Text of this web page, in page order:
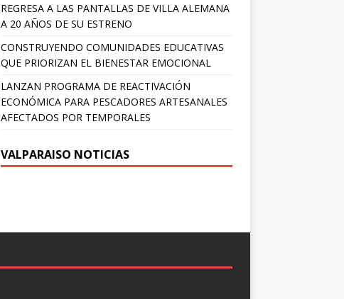
REGRESA A LAS PANTALLAS DE VILLA ALEMANA
A 20 AÑOS DE SU ESTRENO
CONSTRUYENDO COMUNIDADES EDUCATIVAS
QUE PRIORIZAN EL BIENESTAR EMOCIONAL
LANZAN PROGRAMA DE REACTIVACIÓN
ECONÓMICA PARA PESCADORES ARTESANALES
AFECTADOS POR TEMPORALES
VALPARAISO NOTICIAS